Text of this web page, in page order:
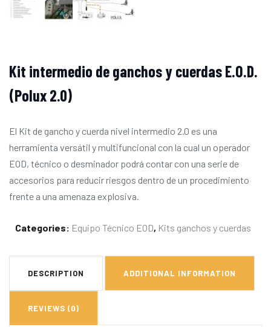
Kit intermedio de ganchos y cuerdas E.O.D.
(Polux 2.0)
El Kit de gancho y cuerda nivel intermedio 2.0 es una
herramienta versátil y multifuncional con la cual un operador
EOD, técnico o desminador podrá contar con una serie de
accesorios para reducir riesgos dentro de un procedimiento
frente a una amenaza explosiva.
Categories: Equipo Técnico EOD, Kits ganchos y cuerdas
DESCRIPTION ADDITIONAL INFORMATION
REVIEWS (0)